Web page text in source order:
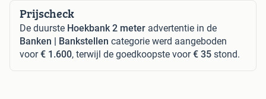
Prijscheck
De duurste Hoekbank 2 meter advertentie in de
Banken | Bankstellen categorie werd aangeboden
voor€ 1.600, terwijl de goedkoopste voor€ 35 stond.